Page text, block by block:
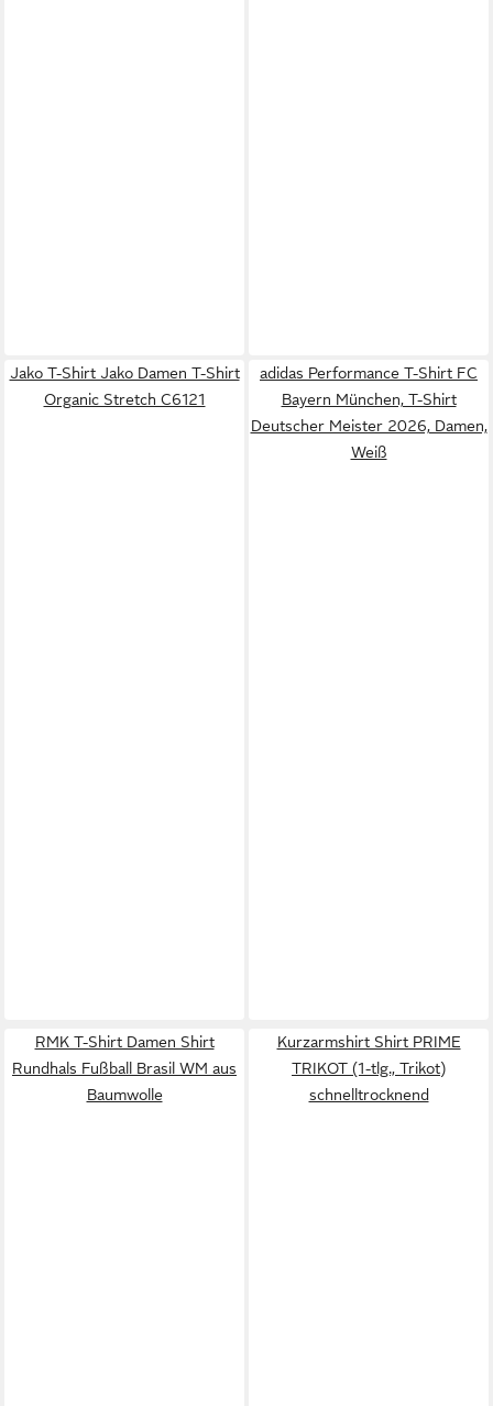
Jako T-Shirt Jako Damen T-Shirt
Organic Stretch C6121
adidas Performance T-Shirt FC
Bayern München, T-Shirt
Deutscher Meister 2026, Damen,
Weiß
RMK T-Shirt Damen Shirt
Rundhals Fußball Brasil WM aus
Baumwolle
Kurzarmshirt Shirt PRIME
TRIKOT (1-tlg., Trikot)
schnelltrocknend